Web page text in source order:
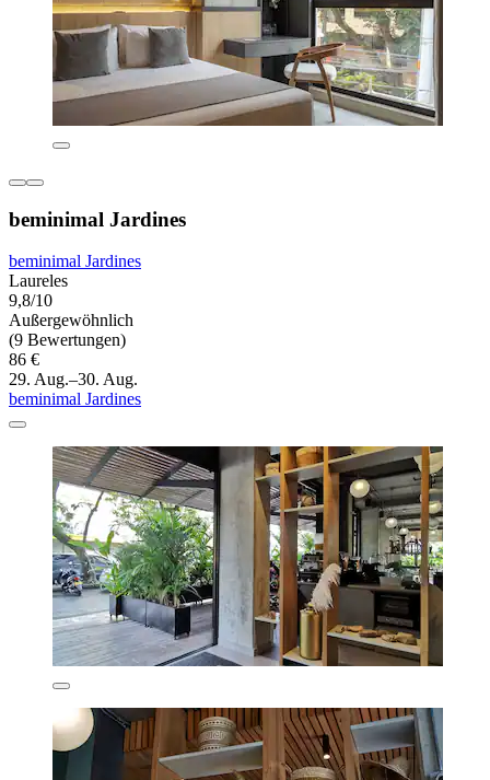
beminimal Jardines
beminimal Jardines
Laureles
9,8/10
Außergewöhnlich
(9 Bewertungen)
86 €
29. Aug.–30. Aug.
beminimal Jardines